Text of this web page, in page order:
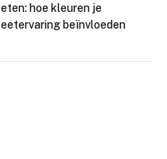
eten: hoe kleuren je
eetervaring beïnvloeden